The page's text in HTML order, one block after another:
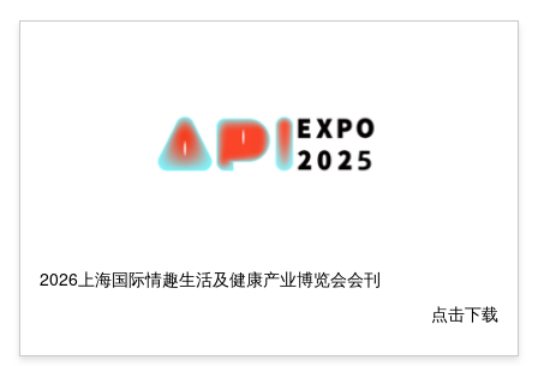
2026上海国际情趣生活及健康产业博览会会刊
点击下载